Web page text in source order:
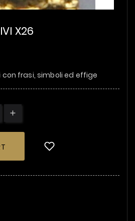
X26
con frasi, simboli ed effige